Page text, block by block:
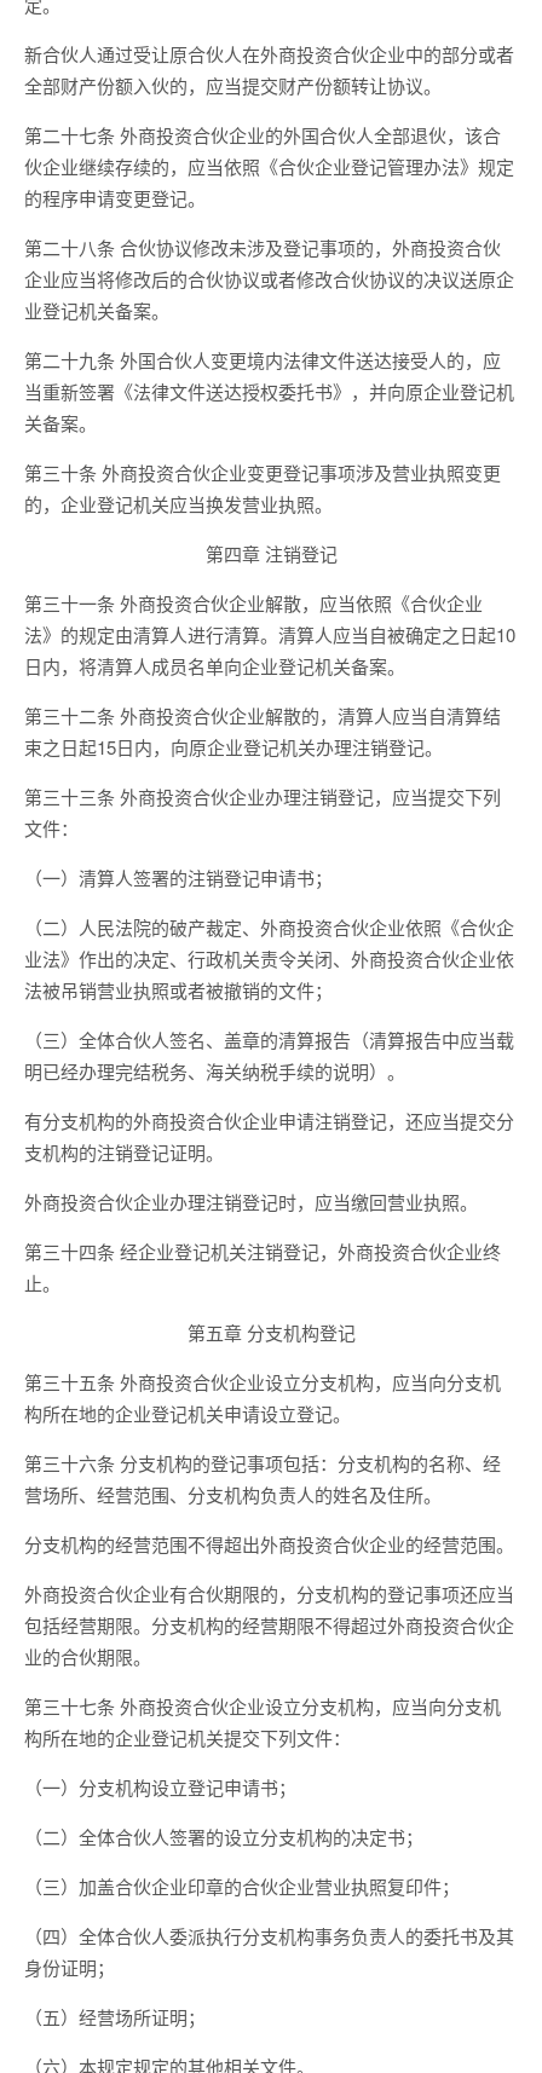
新合伙人通过受让原合伙人在外商投资合伙企业中的部分或者
全部财产份额入伙的，应当提交财产份额转让协议。
第二十七条 外商投资合伙企业的外国合伙人全部退伙，该合
伙企业继续存续的，应当依照《合伙企业登记管理办法》规定
的程序申请变更登记。
第二十八条 合伙协议修改未涉及登记事项的，外商投资合伙
企业应当将修改后的合伙协议或者修改合伙协议的决议送原企
业登记机关备案。
第二十九条 外国合伙人变更境内法律文件送达接受人的，应
当重新签署《法律文件送达授权委托书》，并向原企业登记机
关备案。
第三十条 外商投资合伙企业变更登记事项涉及营业执照变更
的，企业登记机关应当换发营业执照。
第四章 注销登记
第三十一条 外商投资合伙企业解散，应当依照《合伙企业
法》的规定由清算人进行清算。清算人应当自被确定之日起10
日内，将清算人成员名单向企业登记机关备案。
第三十二条 外商投资合伙企业解散的，清算人应当自清算结
束之日起15日内，向原企业登记机关办理注销登记。
第三十三条 外商投资合伙企业办理注销登记，应当提交下列
文件：
（一）清算人签署的注销登记申请书；
（二）人民法院的破产裁定、外商投资合伙企业依照《合伙企
业法》作出的决定、行政机关责令关闭、外商投资合伙企业依
法被吊销营业执照或者被撤销的文件；
（三）全体合伙人签名、盖章的清算报告（清算报告中应当载
明已经办理完结税务、海关纳税手续的说明）。
有分支机构的外商投资合伙企业申请注销登记，还应当提交分
支机构的注销登记证明。
外商投资合伙企业办理注销登记时，应当缴回营业执照。
第三十四条 经企业登记机关注销登记，外商投资合伙企业终
止。
第五章 分支机构登记
第三十五条 外商投资合伙企业设立分支机构，应当向分支机
构所在地的企业登记机关申请设立登记。
第三十六条 分支机构的登记事项包括：分支机构的名称、经
营场所、经营范围、分支机构负责人的姓名及住所。
分支机构的经营范围不得超出外商投资合伙企业的经营范围。
外商投资合伙企业有合伙期限的，分支机构的登记事项还应当
包括经营期限。分支机构的经营期限不得超过外商投资合伙企
业的合伙期限。
第三十七条 外商投资合伙企业设立分支机构，应当向分支机
构所在地的企业登记机关提交下列文件：
（一）分支机构设立登记申请书；
（二）全体合伙人签署的设立分支机构的决定书；
（三）加盖合伙企业印章的合伙企业营业执照复印件；
（四）全体合伙人委派执行分支机构事务负责人的委托书及其
身份证明；
（五）经营场所证明；
（六）本规定规定的其他相关文件。